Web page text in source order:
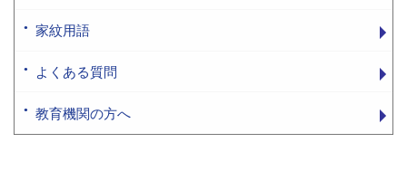
家紋用語
よくある質問
教育機関の方へ